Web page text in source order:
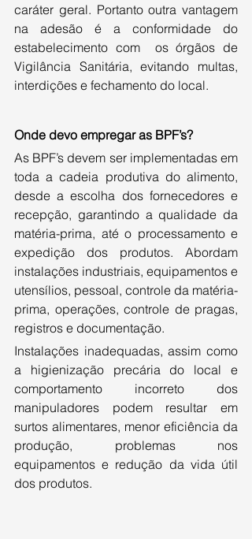
caráter geral. Portanto outra vantagem
na adesão é a conformidade do
estabelecimento com  os órgãos de
Vigilância Sanitária, evitando multas,
interdições e fechamento do local.
Onde devo empregar as BPF’s?
As BPF’s devem ser implementadas em
toda a cadeia produtiva do alimento,
desde a escolha dos fornecedores e
recepção, garantindo a qualidade da
matéria-prima, até o processamento e
expedição dos produtos. Abordam
instalações industriais, equipamentos e
utensílios, pessoal, controle da matéria-
prima, operações, controle de pragas,
registros e documentação.
Instalações inadequadas, assim como
a higienização precária do local e
comportamento incorreto dos
manipuladores podem resultar em
surtos alimentares, menor eficiência da
produção, problemas nos
equipamentos e redução da vida útil
dos produtos.